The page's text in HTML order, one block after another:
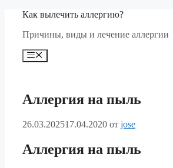
Перейти
содержимому
Как вылечить аллергию?
Причины, виды и лечение аллергии
Меню
Аллергия на пыль
26.03.202517.04.2020 от jose
Аллергия на пыль